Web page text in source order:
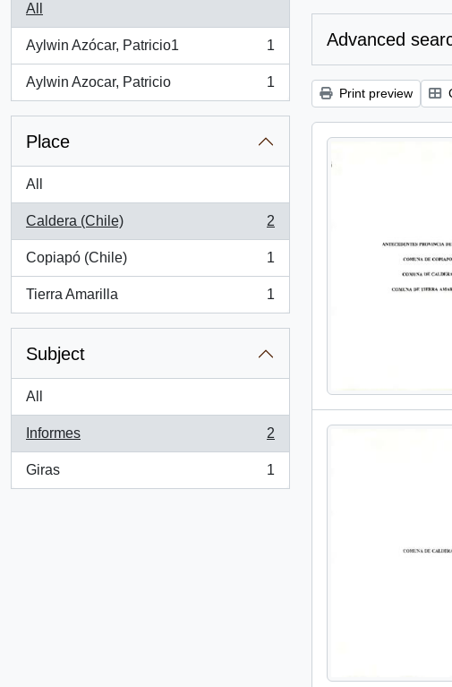
All
Aylwin Azócar, Patricio1
, 1 results
1
Aylwin Azocar, Patricio
, 1 results
1
Place
All
Caldera (Chile)
, 2 results
2
Copiapó (Chile)
, 1 results
1
Tierra Amarilla
, 1 results
1
Subject
All
Informes
, 2 results
2
Giras
, 1 results
1
Advanced
Print preview